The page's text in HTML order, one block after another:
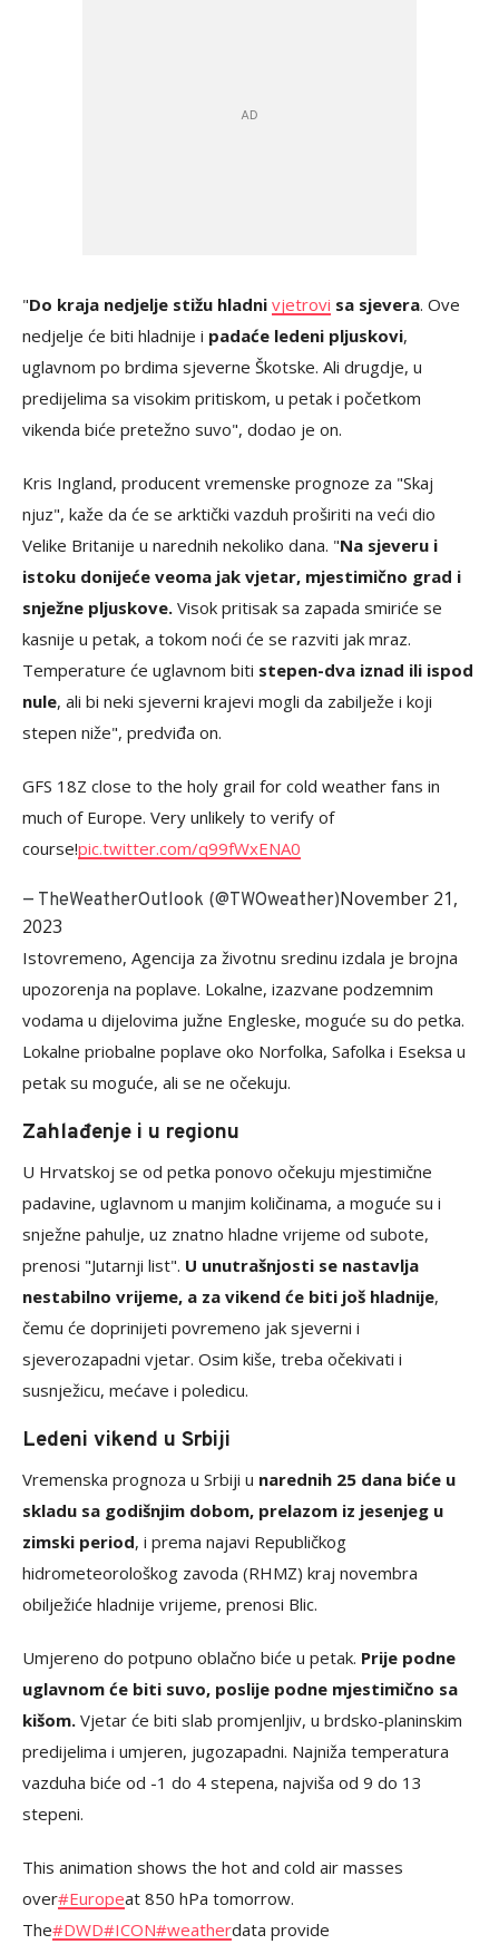
"Do kraja nedjelje stižu hladni vjetrovi sa sjevera. Ove
nedjelje će biti hladnije i padaće ledeni pljuskovi,
uglavnom po brdima sjeverne Škotske. Ali drugdje, u
predijelima sa visokim pritiskom, u petak i početkom
vikenda biće pretežno suvo", dodao je on.
Kris Ingland, producent vremenske prognoze za "Skaj
njuz", kaže da će se arktički vazduh proširiti na veći dio
Velike Britanije u narednih nekoliko dana. "Na sjeveru i
istoku donijeće veoma jak vjetar, mjestimično grad i
snježne pljuskove. Visok pritisak sa zapada smiriće se
kasnije u petak, a tokom noći će se razviti jak mraz.
Temperature će uglavnom biti stepen-dva iznad ili ispod
nule, ali bi neki sjeverni krajevi mogli da zabilježe i koji
stepen niže", predviđa on.
GFS 18Z close to the holy grail for cold weather fans in
much of Europe. Very unlikely to verify of
course!pic.twitter.com/q99fWxENA0
— TheWeatherOutlook (@TWOweather)November 21,
2023
Istovremeno, Agencija za životnu sredinu izdala je brojna
upozorenja na poplave. Lokalne, izazvane podzemnim
vodama u dijelovima južne Engleske, moguće su do petka.
Lokalne priobalne poplave oko Norfolka, Safolka i Eseksa u
petak su moguće, ali se ne očekuju.
Zahlađenje i u regionu
U Hrvatskoj se od petka ponovo očekuju mjestimične
padavine, uglavnom u manjim količinama, a moguće su i
snježne pahulje, uz znatno hladne vrijeme od subote,
prenosi "Jutarnji list". U unutrašnjosti se nastavlja
nestabilno vrijeme, a za vikend će biti još hladnije,
čemu će doprinijeti povremeno jak sjeverni i
sjeverozapadni vjetar. Osim kiše, treba očekivati i
susnježicu, mećave i poledicu.
Ledeni vikend u Srbiji
Vremenska prognoza u Srbiji u narednih 25 dana biće u
skladu sa godišnjim dobom, prelazom iz jesenjeg u
zimski period, i prema najavi Republičkog
hidrometeorološkog zavoda (RHMZ) kraj novembra
obilježiće hladnije vrijeme, prenosi Blic.
Umjereno do potpuno oblačno biće u petak. Prije podne
uglavnom će biti suvo, poslije podne mjestimično sa
kišom. Vjetar će biti slab promjenljiv, u brdsko-planinskim
predijelima i umjeren, jugozapadni. Najniža temperatura
vazduha biće od -1 do 4 stepena, najviša od 9 do 13
stepeni.
This animation shows the hot and cold air masses
over#Europeat 850 hPa tomorrow.
The#DWD#ICON#weatherdata provide